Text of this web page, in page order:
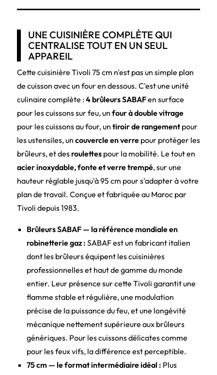
UNE CUISINIÈRE COMPLÈTE QUI
CENTRALISE TOUT EN UN SEUL
APPAREIL
Cette cuisinière Tivoli 75 cm n'est pas un simple plan
de cuisson avec un four en dessous. C'est une unité
culinaire complète :4 brûleurs SABAFen surface
pour les cuissons sur feu, un four à double vitrage
pour les cuissons au four, un tiroir de rangement pour
les ustensiles, un couvercle en verre pour protéger les
brûleurs, et des roulettes pour la mobilité. Le tout en
acier inoxydable, fonte et verre trempé, sur une
hauteur réglable jusqu'à 95 cm pour s'adapter à votre
plan de travail. Conçue et fabriquée au Maroc par
Tivoli depuis 1983.
Brûleurs SABAF — la référence mondiale en
robinetterie gaz : SABAF est un fabricant italien
dont les brûleurs équipent les cuisinières
professionnelles et haut de gamme du monde
entier. Leur présence sur cette Tivoli garantit une
flamme stable et régulière, une modulation
précise de la puissance du feu, et une longévité
mécanique nettement supérieure aux brûleurs
génériques. Pour les cuissons délicates comme
pour les feux vifs, la différence est perceptible.
75 cm — le format intermédiaire idéal : Plus